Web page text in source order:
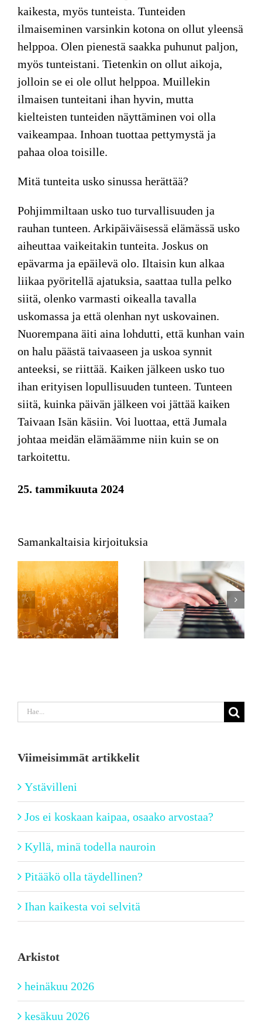
kaikesta, myös tunteista. Tunteiden
ilmaiseminen varsinkin kotona on ollut yleensä
helppoa. Olen pienestä saakka puhunut paljon,
myös tunteistani. Tietenkin on ollut aikoja,
jolloin se ei ole ollut helppoa. Muillekin
ilmaisen tunteitani ihan hyvin, mutta
kielteisten tunteiden näyttäminen voi olla
vaikeampaa. Inhoan tuottaa pettymystä ja
pahaa oloa toisille.
Mitä tunteita usko sinussa herättää?
Pohjimmiltaan usko tuo turvallisuuden ja
rauhan tunteen. Arkipäiväisessä elämässä usko
aiheuttaa vaikeitakin tunteita. Joskus on
epävarma ja epäilevä olo. Iltaisin kun alkaa
liikaa pyöritellä ajatuksia, saattaa tulla pelko
siitä, olenko varmasti oikealla tavalla
uskomassa ja että olenhan nyt uskovainen.
Nuorempana äiti aina lohdutti, että kunhan vain
on halu päästä taivaaseen ja uskoa synnit
anteeksi, se riittää. Kaiken jälkeen usko tuo
ihan erityisen lopullisuuden tunteen. Tunteen
siitä, kuinka päivän jälkeen voi jättää kaiken
Taivaan Isän käsiin. Voi luottaa, että Jumala
johtaa meidän elämäämme niin kuin se on
tarkoitettu.
25. tammikuuta 2024
Samankaltaisia kirjoituksia
Etsi
Viimeisimmät artikkelit
Ystävilleni
Jos ei koskaan kaipaa, osaako arvostaa?
Kyllä, minä todella nauroin
Pitääkö olla täydellinen?
Ihan kaikesta voi selvitä
Arkistot
heinäkuu 2026
kesäkuu 2026